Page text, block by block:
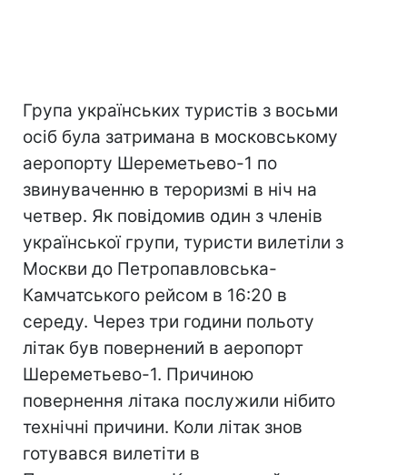
Група українських туристів з восьми
осіб була затримана в московському
аеропорту Шереметьево-1 по
звинуваченню в тероризмі в ніч на
четвер. Як повідомив один з членів
української групи, туристи вилетіли з
Москви до Петропавловська-
Камчатського рейсом в 16:20 в
середу. Через три години польоту
літак був повернений в аеропорт
Шереметьево-1. Причиною
повернення літака послужили нібито
технічні причини. Коли літак знов
готувався вилетіти в